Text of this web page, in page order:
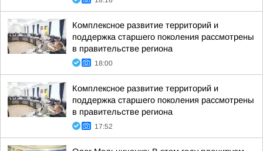
Комплексное развитие территорий и
поддержка старшего поколения рассмотрены
в правительстве региона
18:00
Комплексное развитие территорий и
поддержка старшего поколения рассмотрены
в правительстве региона
17:52